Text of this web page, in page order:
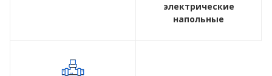
электрические
напольные